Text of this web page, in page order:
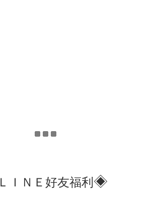
ＬＩＮＥ好友福利◈